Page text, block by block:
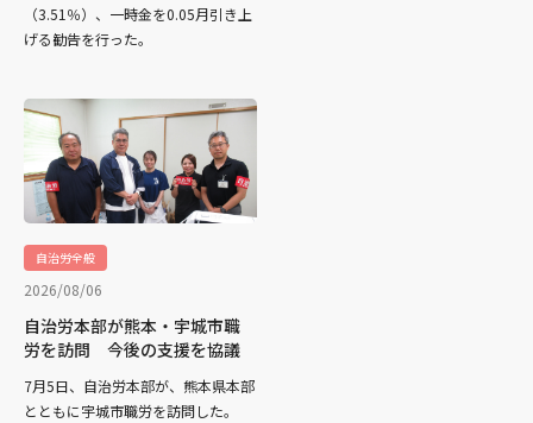
（3.51％）、一時金を0.05月引き上
げる勧告を行った。
自治労全般
2026/08/06
自治労本部が熊本・宇城市職
労を訪問 今後の支援を協議
7月5日、自治労本部が、熊本県本部
とともに宇城市職労を訪問した。